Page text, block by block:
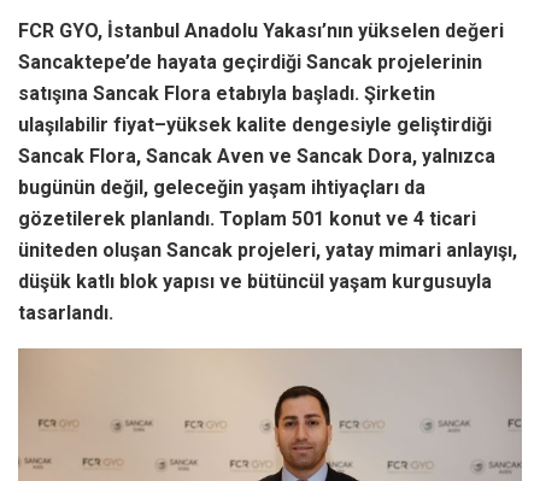
FCR GYO, İstanbul Anadolu Yakası’nın yükselen değeri
Sancaktepe’de hayata geçirdiği Sancak projelerinin
satışına Sancak Flora etabıyla başladı. Şirketin
ulaşılabilir fiyat–yüksek kalite dengesiyle geliştirdiği
Sancak Flora, Sancak Aven ve Sancak Dora, yalnızca
bugünün değil, geleceğin yaşam ihtiyaçları da
gözetilerek planlandı. Toplam 501 konut ve 4 ticari
üniteden oluşan Sancak projeleri, yatay mimari anlayışı,
düşük katlı blok yapısı ve bütüncül yaşam kurgusuyla
tasarlandı.